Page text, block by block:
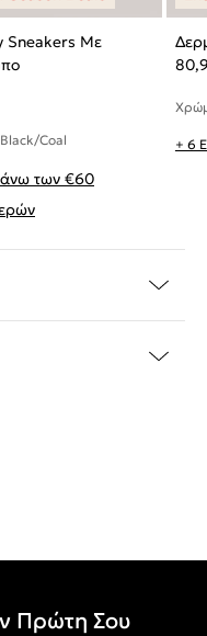
Sneakers Με
Coal + 6
άνω των €60
Πρώτη Σου